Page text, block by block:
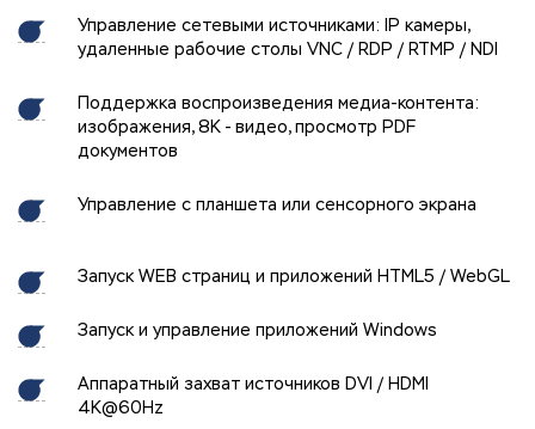
Управление сетевыми источниками: IP камеры,
удаленные рабочие столы VNC / RDP / RTMP / NDI
Поддержка воспроизведения медиа-контента:
изображения, 8K - видео, просмотр PDF
документов
Управление с планшета или сенсорного экрана
Запуск WEB страниц и приложений HTML5 / WebGL
Запуск и управление приложений Windows
Аппаратный захват источников DVI / HDMI
4K@60Hz